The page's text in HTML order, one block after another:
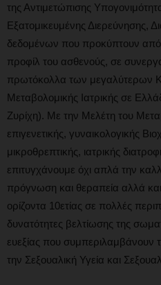
της Αντιμετώπισης
Εξατομικευμένης Διερεύνησης,
δεδομένων που προκύπτουν από
προφίλ του ασθενούς, σε
πρωτόκολλα των μεγαλύτερων
Μεταβολομικής Ιατρικής σε
Ζυρίχη). Με την Μελέτη του
επιγενετικής, γυναικολογικής
μικροθρεπτικής, ιατρικής
επιτυγχάνουμε όχι απλά την
πρόγνωση και θεραπεία αλλά
ορίζοντα 10ετίας σε πολλές
δυνατότητες βελτίωσης της
ευεξίας που συμπεριλαμβάνουν
την Σεξουαλική Υγεία και